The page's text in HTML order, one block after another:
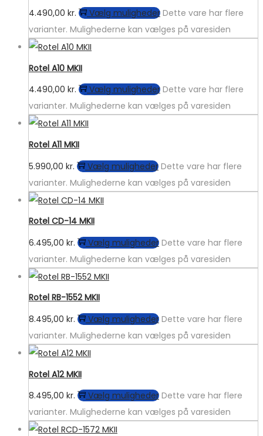
4.490,00 kr. Vælg muligheder Dette vare har flere
varianter. Mulighederne kan vælges på varesiden
Rotel A10 MKII
4.490,00 kr. Vælg muligheder Dette vare har flere
varianter. Mulighederne kan vælges på varesiden
Rotel A11 MKII
5.990,00 kr. Vælg muligheder Dette vare har flere
varianter. Mulighederne kan vælges på varesiden
Rotel CD-14 MKII
6.495,00 kr. Vælg muligheder Dette vare har flere
varianter. Mulighederne kan vælges på varesiden
Rotel RB-1552 MKII
8.495,00 kr. Vælg muligheder Dette vare har flere
varianter. Mulighederne kan vælges på varesiden
Rotel A12 MKII
8.495,00 kr. Vælg muligheder Dette vare har flere
varianter. Mulighederne kan vælges på varesiden